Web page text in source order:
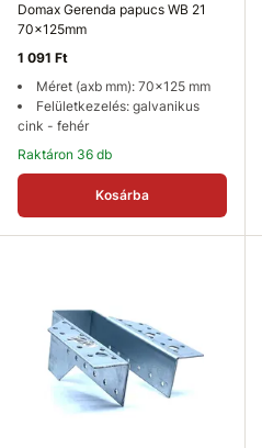
Domax Gerenda papucs WB 21
70x125mm
1 091 Ft
Méret (axb mm): 70x125 mm
Felületkezelés: galvanikus
cink - fehér
Raktáron 36 db
Kosárba